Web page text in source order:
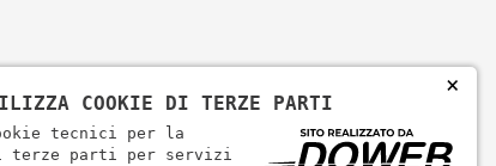
×
COOKIE DI TERZE PARTI
tecnici per la
terze parti per servizi